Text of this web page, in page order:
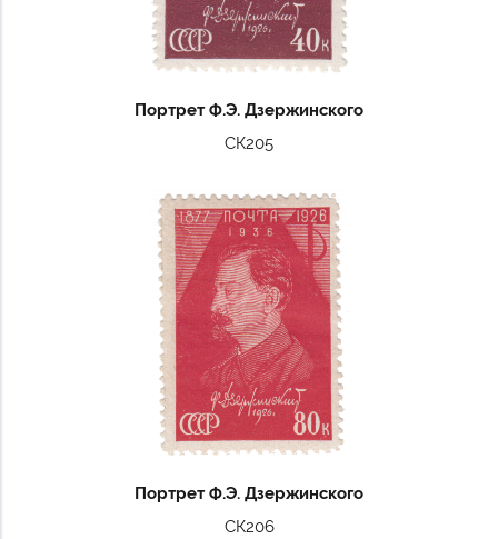
Портрет Ф.Э. Дзержинского
СК205
Портрет Ф.Э. Дзержинского
СК206